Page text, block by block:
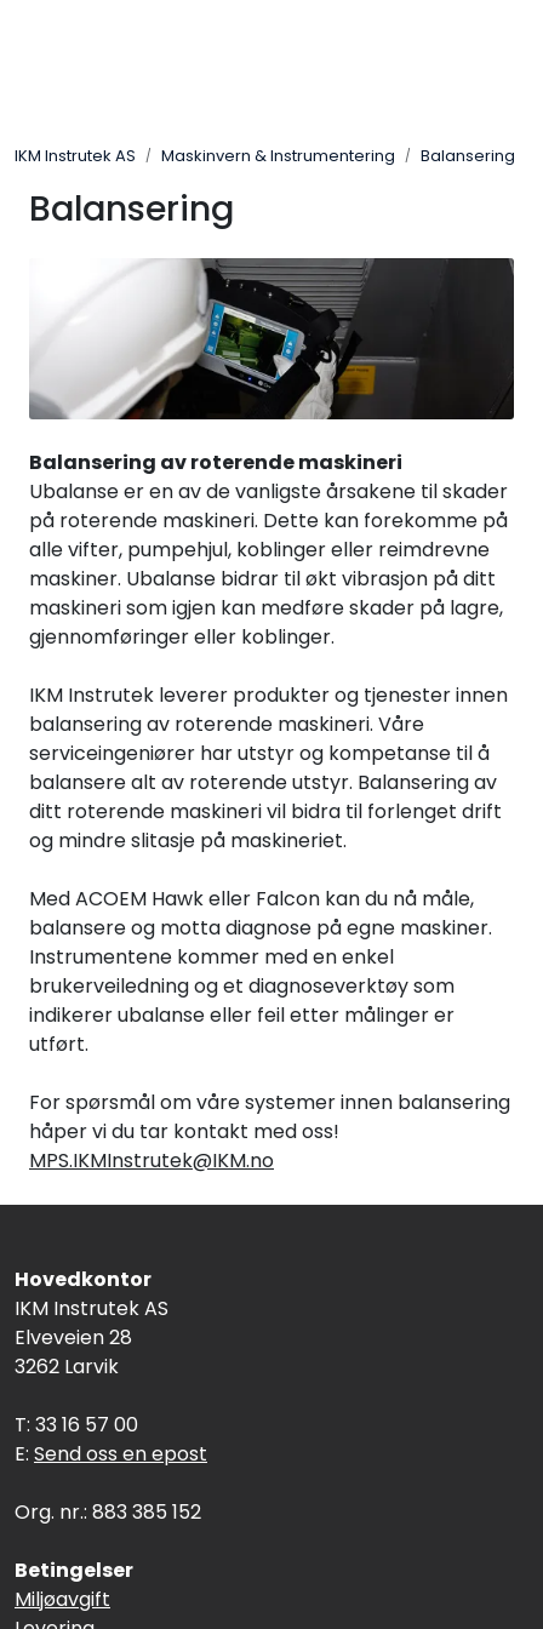
IKM Instrutek AS Maskinvern & Instrumentering Balansering
Balansering
Balansering av roterende maskineri
Ubalanse er en av de vanligste årsakene til skader
på roterende maskineri. Dette kan forekomme på
alle vifter, pumpehjul, koblinger eller reimdrevne
maskiner. Ubalanse bidrar til økt vibrasjon på ditt
maskineri som igjen kan medføre skader på lagre,
gjennomføringer eller koblinger.
IKM Instrutek leverer produkter og tjenester innen
balansering av roterende maskineri. Våre
serviceingeniører har utstyr og kompetanse til å
balansere alt av roterende utstyr. Balansering av
ditt roterende maskineri vil bidra til forlenget drift
og mindre slitasje på maskineriet.
Med ACOEM Hawk eller Falcon kan du nå måle,
balansere og motta diagnose på egne maskiner.
Instrumentene kommer med en enkel
brukerveiledning og et diagnoseverktøy som
indikerer ubalanse eller feil etter målinger er
utført.
For spørsmål om våre systemer innen balansering
håper vi du tar kontakt med oss!
MPS.IKMInstrutek@IKM.no
Hovedkontor
IKM Instrutek AS
Elveveien 28
3262 Larvik
T: 33 16 57 00
E: Send oss en epost
Org. nr.: 883 385 152
Betingelser
Miljøavgift
Elektro
Frekvensomformere
Kalibratorer
Termografi
Undervisning
Navigasjon & Kommunikasjon
Maskinvern & Instrumentering
Tilbehør
Kampanjer
Outlet